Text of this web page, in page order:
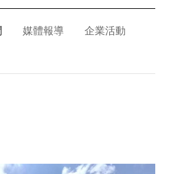
媒體報導
企業活動